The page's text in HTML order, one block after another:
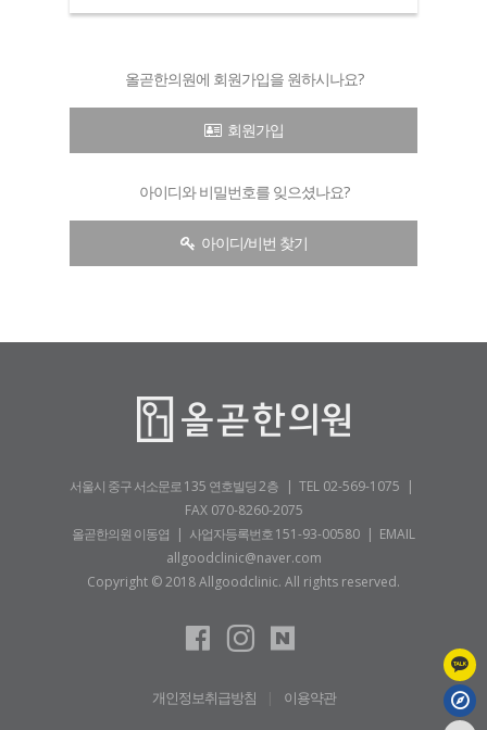
올곧한의원에 회원가입을 원하시나요?
회원가입
아이디와 비밀번호를 잊으셨나요?
아이디/비번 찾기
서울시 중구 서소문로135 연호빌딩2층 | TEL 02-569-1075 |
FAX 070-8260-2075
올곧한의원 이동엽 | 사업자등록번호151-93-00580 | EMAIL
allgoodclinic@naver.com
Copyright © 2018 Allgoodclinic. All rights reserved.
개인정보취급방침 이용약관